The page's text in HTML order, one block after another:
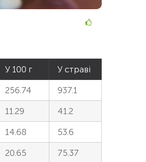
У 100 г У страві
256.74 937.1
11.29 41.2
14.68 53.6
20.65 75.37